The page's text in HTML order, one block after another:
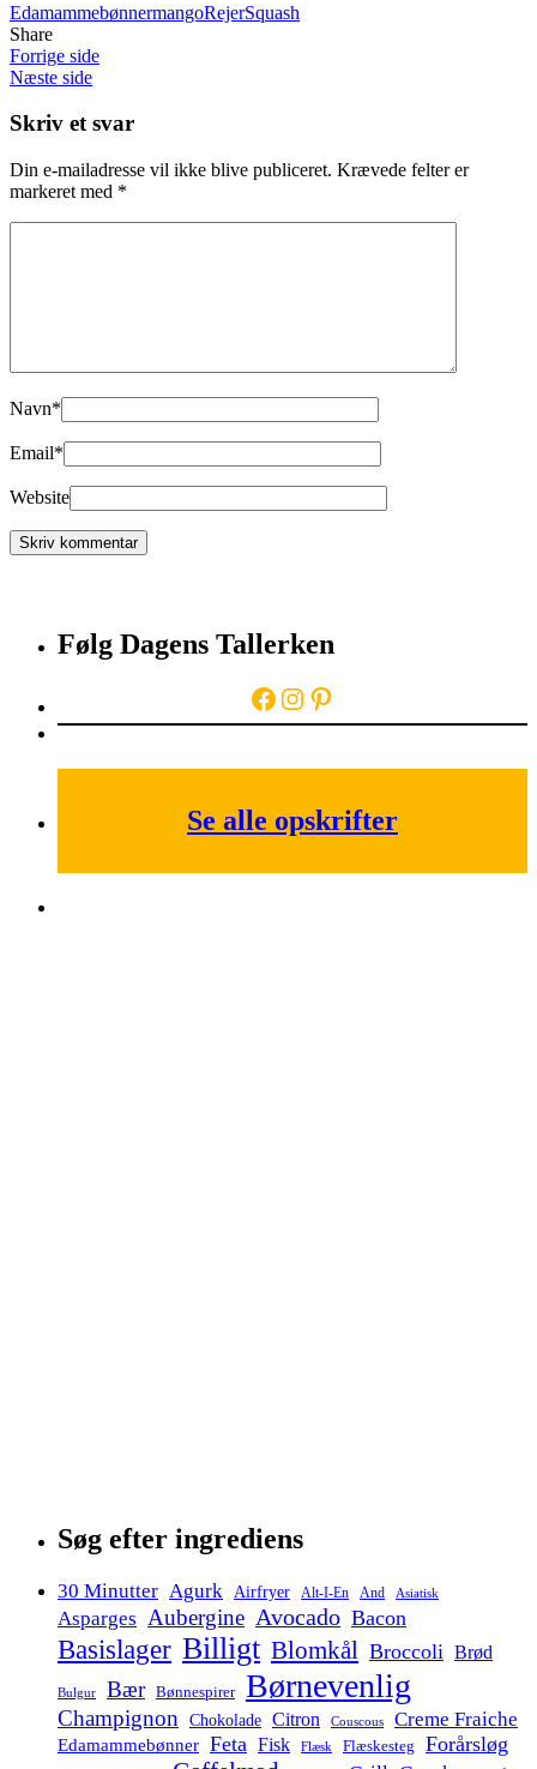
EdamammebønnermangoRejerSquash
Share
Forrige side
Næste side
Skriv et svar
Din e-mailadresse vil ikke blive publiceret. Krævede felter er
markeret med *
Navn*
Email*
Website
Følg Dagens Tallerken
Facebook
Instagram
Pinterest
Se alle opskrifter
Søg efter ingrediens
30 Minutter Agurk Airfryer Alt-I-En And Asiatisk
Asparges Aubergine Avocado Bacon
Basislager Billigt Blomkål Broccoli Brød
Bulgur Bær Bønnespirer Børnevenlig
Champignon Chokolade Citron Couscous Creme Fraiche
Edamammebønner Feta Fisk Flæsk Flæskesteg Forårsløg